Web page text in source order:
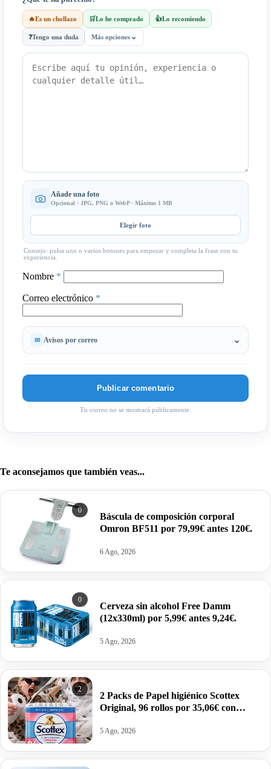
🔥Es un chollazo 🛒Lo he comprado 👍Lo recomiendo
❓Tengo una duda Más opciones ⌄
Añade una foto
Opcional · JPG, PNG o WebP · Máximo 1 MB
Elegir foto
Consejo: pulsa uno o varios botones para empezar y completa la frase con tu
experiencia.
Nombre *
Correo electrónico *
Avisos por correo
Tu correo no se mostrará públicamente.
Te aconsejamos que también veas...
0
Báscula de composición corporal
Omron BF511 por 79,99€ antes 120€.
6 Ago, 2026
0
Cerveza sin alcohol Free Damm
(12x330ml) por 5,99€ antes 9,24€.
5 Ago, 2026
2
2 Packs de Papel higiénico Scottex
Original, 96 rollos por 35,06€ con
5 Ago, 2026